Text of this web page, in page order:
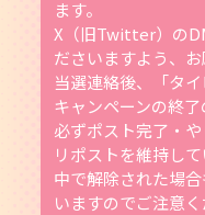
ます。
X（旧Twitter）の
ださいますよう、お
当選連絡後、「タ
キャンペーンの終了
必ずポスト完了・
リポストを維持し
中で解除された場
いますのでご注意く